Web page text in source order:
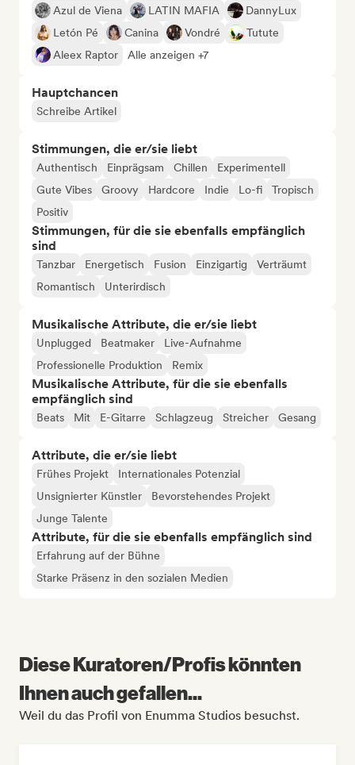
Azul de Viena LATIN MAFIA
DannyLux
Letón Pé
Canina Vondré
Tutute
Aleex Raptor
Alle anzeigen +7
Hauptchancen
Schreibe Artikel
Stimmungen, die er/sie liebt
Authentisch Einprägsam Chillen
Experimentell
Gute Vibes
Groovy Hardcore Indie Lo-fi
Tropisch
Positiv
Stimmungen, für die sie ebenfalls empfänglich
sind
Tanzbar Energetisch Fusion Einzigartig
Verträumt
Romantisch
Unterirdisch
Musikalische Attribute, die er/sie liebt
Unplugged Beatmaker
Live-Aufnahme
Professionelle Produktion
Remix
Musikalische Attribute, für die sie ebenfalls
empfänglich sind
Beats Mit E-Gitarre Schlagzeug Streicher Gesang
Attribute, die er/sie liebt
Frühes Projekt
Internationales Potenzial
Unsignierter Künstler
Bevorstehendes Projekt
Junge Talente
Attribute, für die sie ebenfalls empfänglich sind
Erfahrung auf der Bühne
Starke Präsenz in den sozialen Medien
Diese Kuratoren/Profis könnten
Ihnen auch gefallen...
Weil du das Profil von Enumma Studios besuchst.